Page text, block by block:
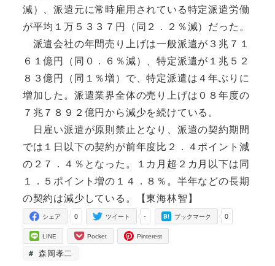
減）、派遣元に常時雇用されている特定派遣労働
が平均１万５３３７円（同２．２％減）だった。
派遣会社の年間売り上げは一般派遣が３兆７１
６１億円（同０．６％減）、特定派遣が１兆５２
８３億円（同１％増）で、特定派遣は４年ぶりに
増加した。派遣業界全体の売り上げは０８年度の
７兆７８９２億円から減少を続けている。
日雇い派遣が原則禁止となり、派遣の契約期間
では１日以下の契約が前年度比２．４ポイント減
の２７．４％となった。１カ月超２カ月以下は同
１．５ポイント増の１４．８％。半年などの長期
の契約は減少している。【東海林智】
0
シェア -
ツイート 0
ブックマーク
LINE Pocket Pinterest
森岡孝二